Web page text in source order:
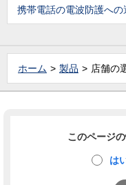
携帯電話の電波防護へ
ホーム 製品 店舗の
このページ
は